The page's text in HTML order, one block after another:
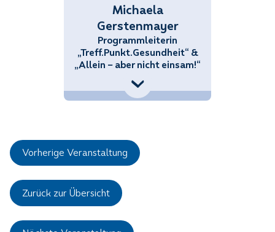
Michaela
Gerstenmayer
Programmleiterin
„Treff.Punkt.Gesundheit“ &
„Allein – aber nicht einsam!“
+43 (676) 858 70 34434
Michaela.Gerstenmayer@noetutgut.at
Vorherige Veranstaltung
Zurück zur Übersicht